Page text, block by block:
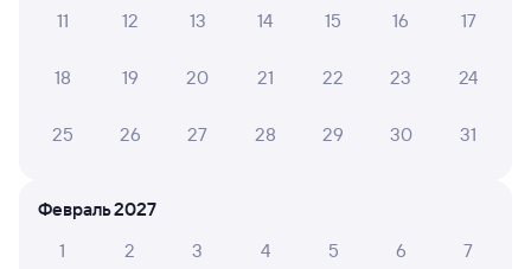
Проверьте график движения рейсов РЖД из Куземы
расписание движения поездов в 2026 году.
Подробнее
Про расписание Кузема — Вологда-1
На этом направлении ходит 0 поездов.
11 12 13 14 15 16 17
18 19 20 21 22 23 24
25 26 27 28 29 30 31
Февраль 2027
1
2 3 4 5 6 7